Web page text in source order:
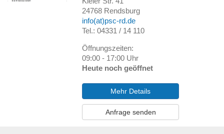
24768 Rendsburg
info(at)psc-rd.de
Tel.: 04331 / 14 110
Öffnungszeiten:
09:00 - 17:00 Uhr
Heute noch geöffnet
Mehr Details
Anfrage senden